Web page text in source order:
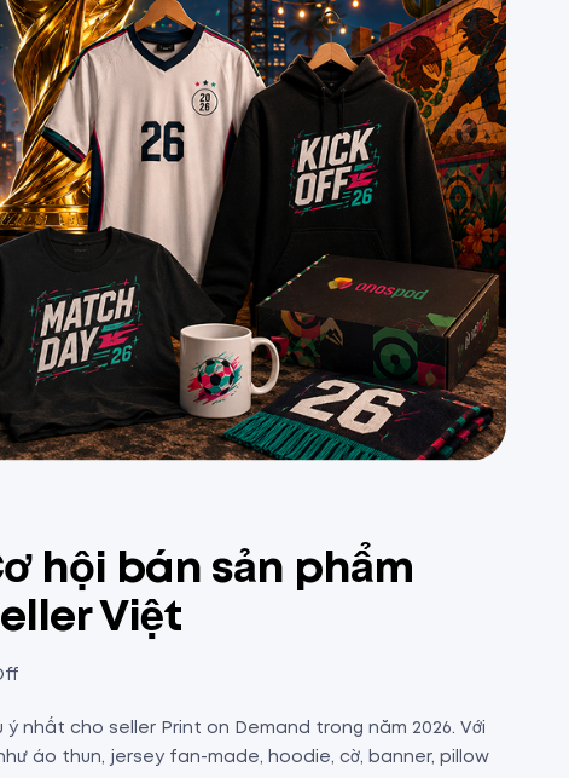
hội bán sản phẩm
Việt
nhất cho seller Print on Demand trong năm 2026. Với
áo thun, jersey fan-made, hoodie, cờ, banner, pillow